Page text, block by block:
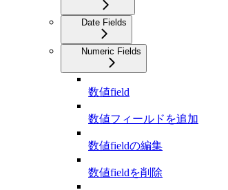
Date Fields
Numeric Fields
数値field
数値フィールドを追加
数値fieldの編集
数値fieldを削除